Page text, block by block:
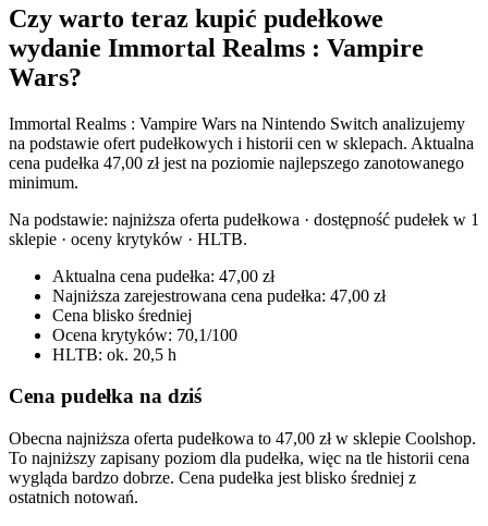
Czy warto teraz kupić pudełkowe
wydanie Immortal Realms : Vampire
Wars?
Immortal Realms : Vampire Wars na Nintendo Switch analizujemy
na podstawie ofert pudełkowych i historii cen w sklepach. Aktualna
cena pudełka 47,00 zł jest na poziomie najlepszego zanotowanego
minimum.
Na podstawie: najniższa oferta pudełkowa · dostępność pudełek w 1
sklepie · oceny krytyków · HLTB.
Aktualna cena pudełka: 47,00 zł
Najniższa zarejestrowana cena pudełka: 47,00 zł
Cena blisko średniej
Ocena krytyków: 70,1/100
HLTB: ok. 20,5 h
Cena pudełka na dziś
Obecna najniższa oferta pudełkowa to 47,00 zł w sklepie Coolshop.
To najniższy zapisany poziom dla pudełka, więc na tle historii cena
wygląda bardzo dobrze. Cena pudełka jest blisko średniej z
ostatnich notowań.